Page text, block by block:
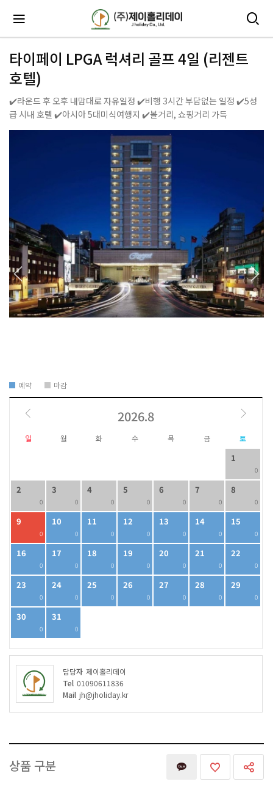
타이페이 LPGA 럭셔리 골프 4일 (리젠트
호텔)
✔️라운드 후 오후 내맘대로 자유일정 ✔️비행 3시간 부담없는 일정 ✔️5성
급 시내 호텔 ✔️아시아 5대미식여행지 ✔️볼거리, 쇼핑거리 가득
예약 마감
2026.8
일 월 화 수 목 금 토
1
0
2
0
3
0
4
0
5
0
6
0
7
0
8
0
9
0
10
0
11
0
12
0
13
0
14
0
15
0
16
0
17
0
18
0
19
0
20
0
21
0
22
0
23
0
24
0
25
0
26
0
27
0
28
0
29
0
30
0
31
0
담당자 제이홀리데이
Tel 01090611836
Mail jh@jholiday.kr
상품 구분